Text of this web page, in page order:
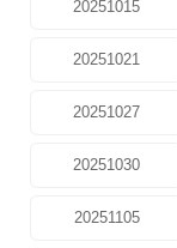
20251015
20251021
20251027
20251030
20251105